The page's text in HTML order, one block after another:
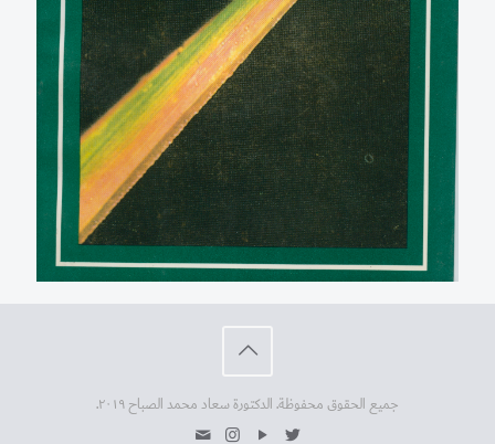
جميع الحقوق محفوظة. الدكتورة سعاد محمد الصباح ٢٠١٩.